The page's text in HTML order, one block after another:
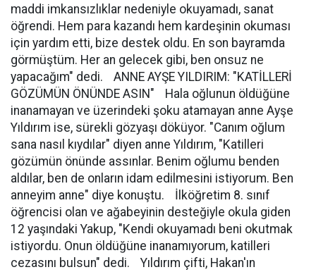
maddi imkansızlıklar nedeniyle okuyamadı, sanat
öğrendi. Hem para kazandı hem kardeşinin okuması
için yardım etti, bize destek oldu. En son bayramda
görmüştüm. Her an gelecek gibi, ben onsuz ne
yapacağım" dedi. ANNE AYŞE YILDIRIM: "KATİLLERİ
GÖZÜMÜN ÖNÜNDE ASIN" Hala oğlunun öldüğüne
inanamayan ve üzerindeki şoku atamayan anne Ayşe
Yıldırım ise, sürekli gözyaşı döküyor. "Canım oğlum
sana nasıl kıydılar" diyen anne Yıldırım, "Katilleri
gözümün önünde assınlar. Benim oğlumu benden
aldılar, ben de onların idam edilmesini istiyorum. Ben
anneyim anne" diye konuştu. İlköğretim 8. sınıf
öğrencisi olan ve ağabeyinin desteğiyle okula giden
12 yaşındaki Yakup, "Kendi okuyamadı beni okutmak
istiyordu. Onun öldüğüne inanamıyorum, katilleri
cezasını bulsun" dedi. Yıldırım çifti, Hakan'ın